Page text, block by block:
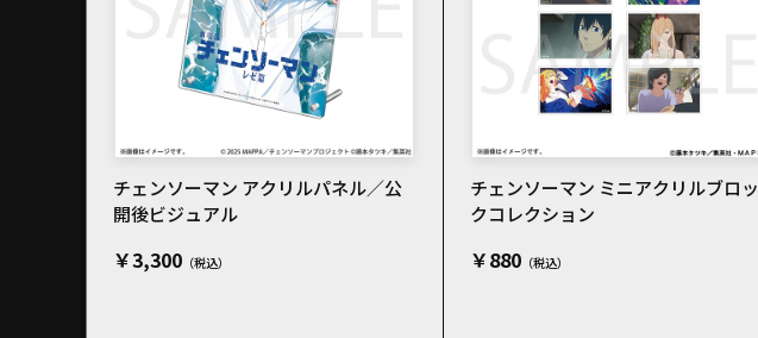
チェンソーマン アクリルパネル／公
開後ビジュアル
￥3,300
チェンソーマン ミニアクリルブロッ
クコレクション
￥880